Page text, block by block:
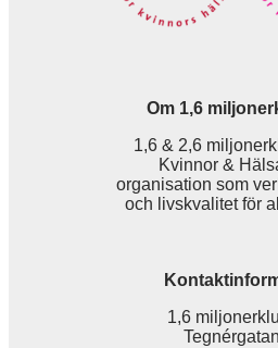
Om 1,6
1,6 & 2,6
Kvinnor &
organisation som
och livskvalitet för
1,6